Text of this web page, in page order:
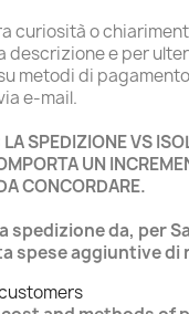
curiosità o
descrizione e per
metodi di pagamento
e-mail.
SPEDIZIONE VS
UN
CONCORDARE.
spedizione da, per
spese aggiuntive di